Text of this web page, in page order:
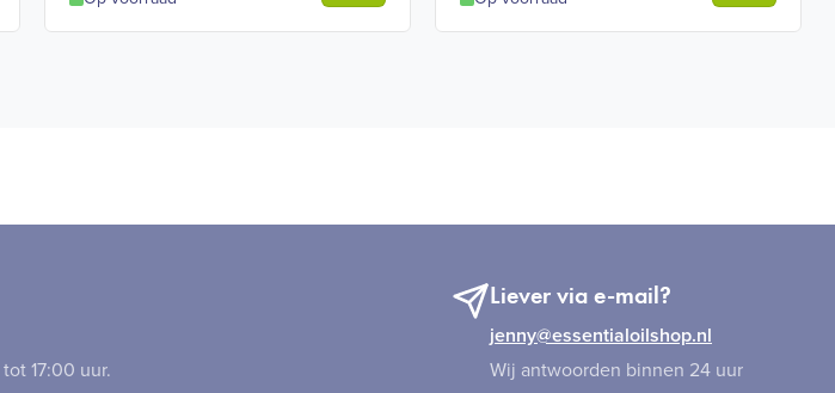
17:00 uur.
Liever via e-mail?
jenny@essentialoilshop.nl
Wij antwoorden binnen 24 uur